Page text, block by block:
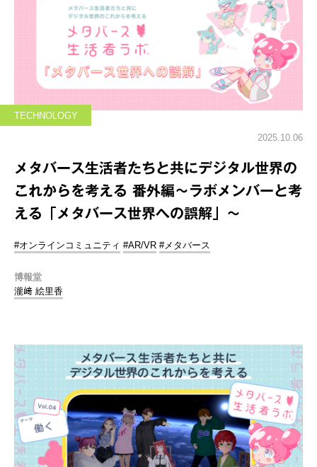
TECHNOLOGY
2025.10.06
メタバース生活者たちと共にデジタル世界の
これからを考える 番外編～ラボメンバーと考
える「メタバース世界への誤解」～
#オンラインコミュニティ #AR/VR #メタバース
博報堂
瀧﨑 絵里香